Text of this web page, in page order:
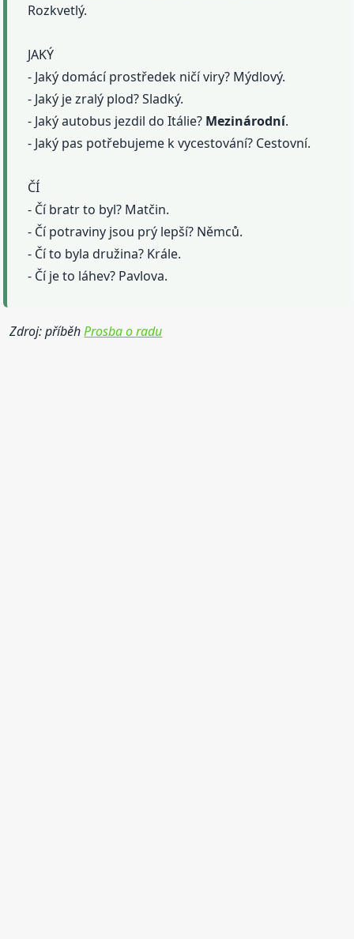
Rozkvetlý.
JAKÝ
- Jaký domácí prostředek ničí viry? Mýdlový.
- Jaký je zralý plod? Sladký.
- Jaký autobus jezdil do Itálie? Mezinárodní.
- Jaký pas potřebujeme k vycestování? Cestovní.
ČÍ
- Čí bratr to byl? Matčin.
- Čí potraviny jsou prý lepší? Němců.
- Čí to byla družina? Krále.
- Čí je to láhev? Pavlova.
Zdroj: příběhProsba o radu